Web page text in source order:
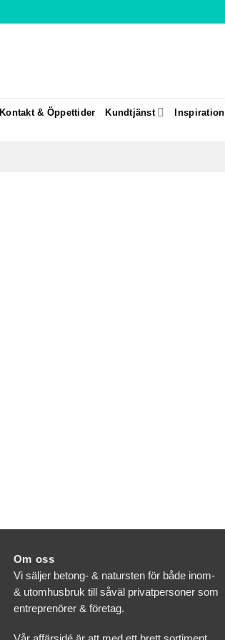
Kontakt & Öppettider Kundtjänst Inspiration
Om oss
Vi säljer betong- & natursten för både inom-
& utomhusbruk till såväl privatpersoner som
entreprenörer & företag.